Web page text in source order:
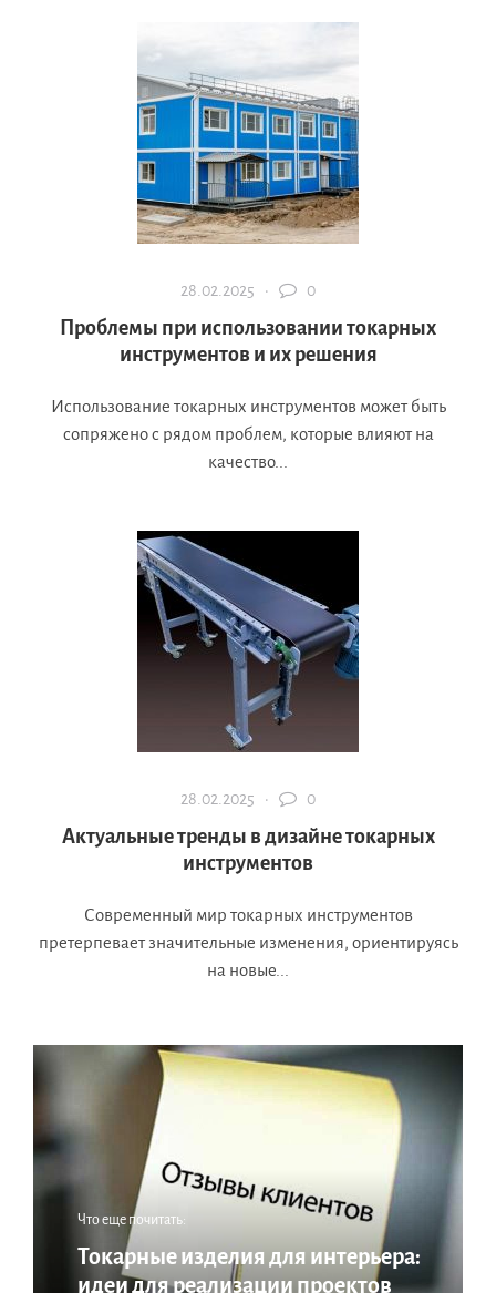
28.02.2025 · 0
Проблемы при использовании токарных
инструментов и их решения
Использование токарных инструментов может быть
сопряжено с рядом проблем, которые влияют на
качество...
28.02.2025 · 0
Актуальные тренды в дизайне токарных
инструментов
Современный мир токарных инструментов
претерпевает значительные изменения, ориентируясь
на новые...
Что еще почитать:
Токарные изделия для интерьера:
идеи для реализации проектов